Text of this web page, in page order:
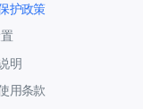
护政策
明
用条款